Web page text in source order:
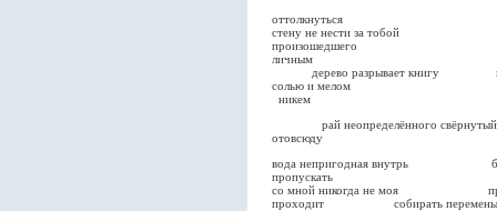
оттолкнуться
стену не нести
произошедшего
личным
дерево
солью и мелом
никем
рай неопределённого свёрнутый в
отовсюду
вода непригодная
пропускать
со мной никогда не моя
проходит собирать перемены